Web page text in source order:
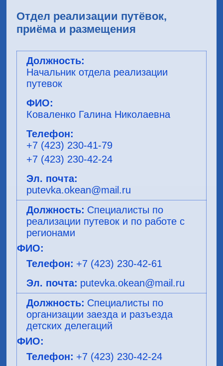
Отдел реализации путёвок,
приёма и размещения
Начальник отдела реализации
путевок
Коваленко Галина Николаевна
+7 (423) 230-41-79
+7 (423) 230-42-24
putevka.okean@mail.ru
Специалисты по
реализации путевок и по работе с
регионами
+7 (423) 230-42-61
putevka.okean@mail.ru
Специалисты по
организации заезда и разъезда
детских делегаций
+7 (423) 230-42-24